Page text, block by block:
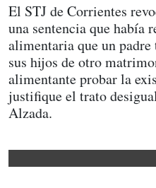
El STJ de Corrientes
una sentencia que había
alimentaria que un padre
sus hijos de otro
alimentante probar la
justifique el trato
Alzada.